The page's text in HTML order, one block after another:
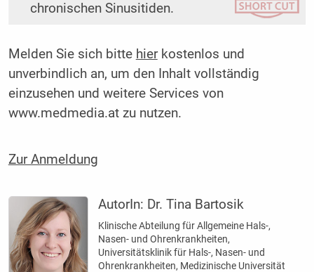
chronischen Sinusitiden.
Melden Sie sich bitte hierkostenlos und
unverbindlich an, um den Inhalt vollständig
einzusehen und weitere Services von
www.medmedia.at zu nutzen.
Zur Anmeldung
AutorIn: Dr. Tina Bartosik
Klinische Abteilung für Allgemeine Hals-,
Nasen- und Ohrenkrankheiten,
Universitätsklinik für Hals-, Nasen- und
Ohrenkrankheiten, Medizinische Universität